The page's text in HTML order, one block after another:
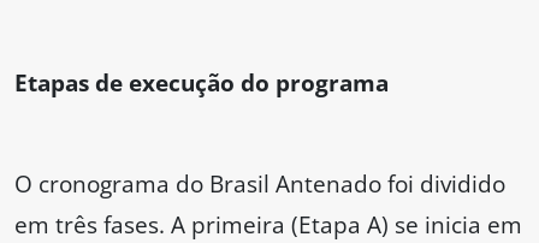
Etapas de execução do programa
O cronograma do Brasil Antenado foi dividido
em três fases. A primeira (Etapa A) se inicia em